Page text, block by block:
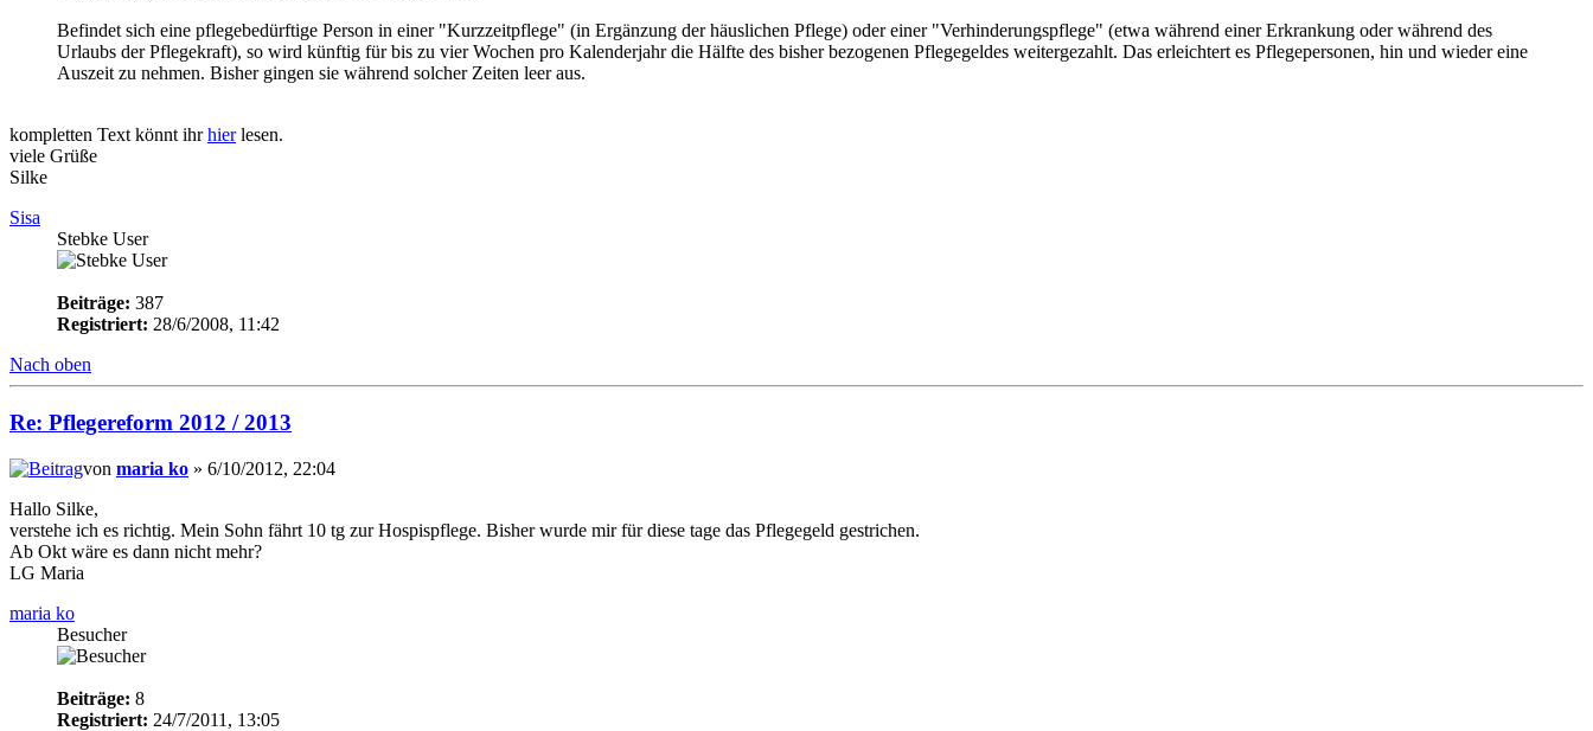
Befindet sich eine pflegebedürftige Person in einer "Kurzzeitpflege" (in Ergänzung der häuslichen Pflege) oder einer "Verhinderungspflege" (etwa während einer Erkrankung oder während des
Urlaubs der Pflegekraft), so wird künftig für bis zu vier Wochen pro Kalenderjahr die Hälfte des bisher bezogenen Pflegegeldes weitergezahlt. Das erleichtert es Pflegepersonen, hin und wieder eine
Auszeit zu nehmen. Bisher gingen sie während solcher Zeiten leer aus.
kompletten Text könnt ihrhierlesen.
viele Grüße
Silke
Sisa
Stebke User
Beiträge: 387
Registriert: 28/6/2008, 11:42
Nach oben
Re: Pflegereform 2012 / 2013
von maria ko » 6/10/2012, 22:04
Hallo Silke,
verstehe ich es richtig. Mein Sohn fährt 10 tg zur Hospispflege. Bisher wurde mir für diese tage das Pflegegeld gestrichen.
Ab Okt wäre es dann nicht mehr?
LG Maria
maria ko
Besucher
Beiträge: 8
Registriert: 24/7/2011, 13:05